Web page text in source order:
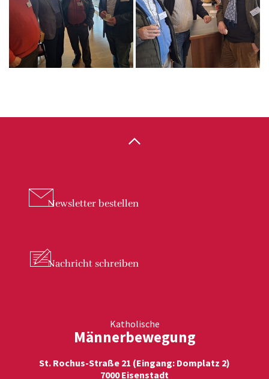
Newsletter bestellen
Nachricht schreiben
Katholische
Männerbewegung
St. Rochus-Straße 21 (Eingang: Domplatz 2)
7000 Eisenstadt